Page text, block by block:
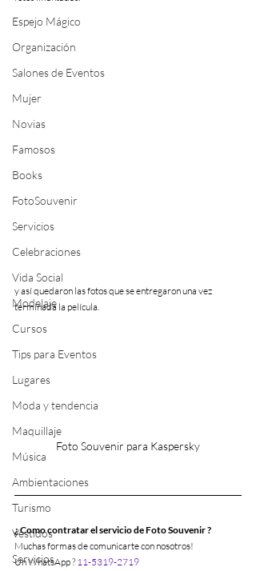
Espejo Mágico
Organización
Salones de Eventos
Mujer
Novias
Famosos
Books
FotoSouvenir
Servicios
Celebraciones
Vida Social
Modelaje
Cursos
Tips para Eventos
Lugares
Moda y tendencia
Maquillaje
Música
Ambientaciones
Turismo
Vestidos
Servicios
y así quedaron las fotos que se entregaron una vez
terminada la película.
Foto Souvenir para Kaspersky
¿ Como contratar el servicio de Foto Souvenir ?
Muchas formas de comunicarte con nosotros!
Un WhatsApp ? 11-5319-2719